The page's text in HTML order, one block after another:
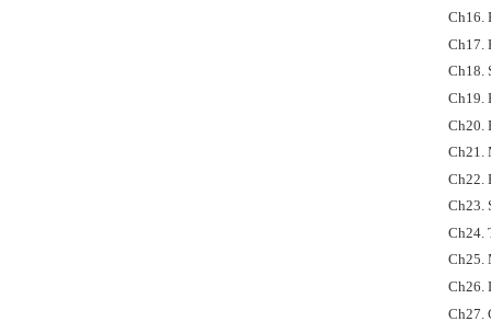
Ch16.
Ch17.
Ch18.
Ch19.
Ch20.
Ch21.
Ch22.
Ch23.
Ch24.
Ch25.
Ch26.
Ch27.